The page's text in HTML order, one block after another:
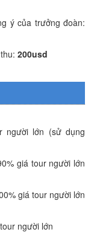
ý của trưởng đoàn:
200usd
người lớn (sử dụng
giá tour người lớn
giá tour người lớn
người lớn